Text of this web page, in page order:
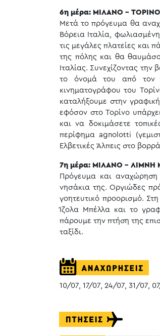
6η μέρα: ΜΙΛΑΝΟ - ΤΟΡΙΝΟ
Μετά το πρόγευμα θα
Βόρεια Ιταλία,
τις μεγάλες πλατείες και
της πόλης και θα
Ιταλίας. Συνεχίζοντας
το όνομά του από τον
κινηματογράφου του
καταλήξουμε στην
εφόσον στο Τορίνο
και να δοκιμάσετε
περίφημα agnolotti
Ελβετικές Άλπεις στο
7η μέρα: ΜΙΛΑΝΟ -
Πρόγευμα και αναχώρηση
νησάκια της. Οργιώδες
γοητευτικό προορισμό.
Ίζολα Μπέλλα και το
πάρουμε την πτήση της
ταξίδι.
10/07, 17/07, 24/07, 31/07,